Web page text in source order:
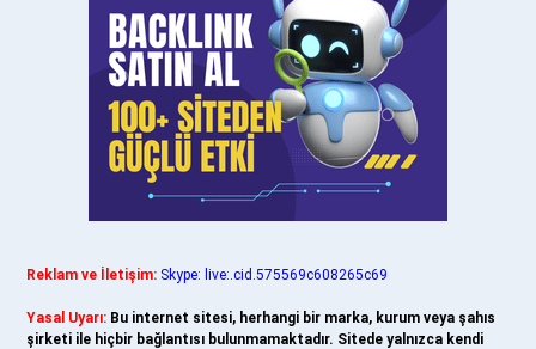
Reklam ve İletişim: Skype: live:.cid.575569c608265c69
Yasal Uyarı: Bu internet sitesi, herhangi bir marka, kurum veya şahıs
şirketi ile hiçbir bağlantısı bulunmamaktadır. Sitede yalnızca kendi